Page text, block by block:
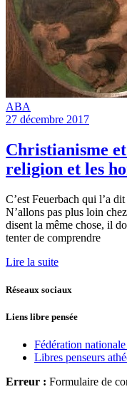
ABA
27 décembre 2017
Christianisme
religion et les
C’est Feuerbach qui l’a
N’allons pas plus loin
disent la même chose, il
tenter de comprendre
Lire la suite
Réseaux sociaux
Liens libre pensée
Fédération
Libres penseurs
Erreur : Formulaire de